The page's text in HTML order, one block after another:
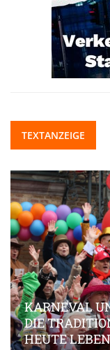
TEXTANZEIGE
KARNEVAL
DIE
HEUTE